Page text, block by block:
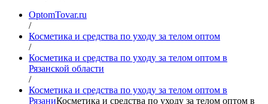
OptomTovar.ru
/
Косметика и средства по уходу за телом оптом
/
Косметика и средства по уходу за телом оптом в
Рязанской области
/
Косметика и средства по уходу за телом оптом в
РязаниКосметика и средства по уходу за телом оптом в